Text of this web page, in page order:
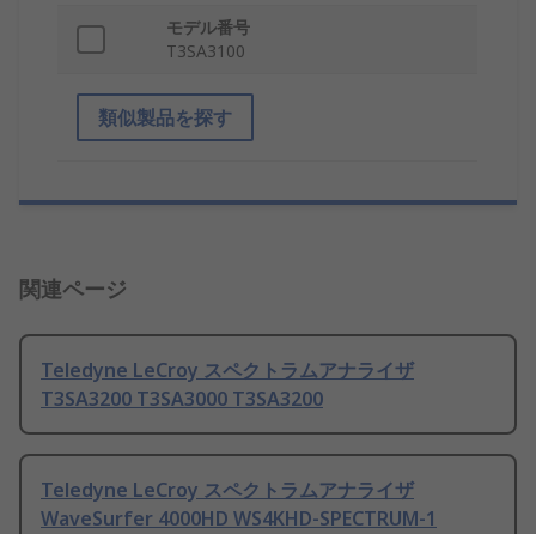
モデル番号
T3SA3100
類似製品を探す
関連ページ
Teledyne LeCroy スペクトラムアナライザ
T3SA3200 T3SA3000 T3SA3200
Teledyne LeCroy スペクトラムアナライザ
WaveSurfer 4000HD WS4KHD-SPECTRUM-1